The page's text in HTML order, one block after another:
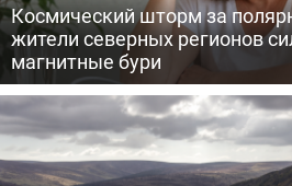
Космический шторм за
жители северных регионов
магнитные бури